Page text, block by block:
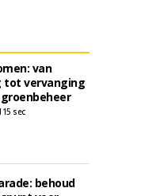
van
tot vervanging
sec
behoud